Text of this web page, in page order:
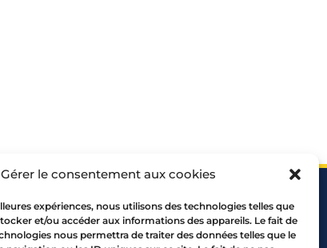
Gérer le consentement aux cookies
expériences, nous utilisons des technologies telles que
et/ou accéder aux informations des appareils. Le fait de
nous permettra de traiter des données telles que le